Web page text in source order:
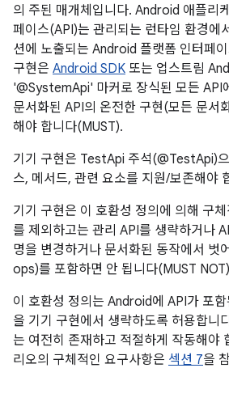
의 주된 매개체입니다. Android 애플리
페이스(API)는 관리되는 런타임 환경에
션에 노출되는 Android 플랫폼 인터페
구현은 Android SDK 또는 업스트림
'@SystemApi' 마커로 장식된 모든 API
문서화된 API의 온전한 구현(모든 문서
해야 합니다(MUST).
기기 구현은 TestApi 주석(@TestApi)
스, 메서드, 관련 요소를 지원/보존해야
기기 구현은 이 호환성 정의에 의해 구
를 제외하고는 관리 API를 생략하거나
명을 변경하거나 문서화된 동작에서 벗
ops)를 포함하면 안 됩니다(MUST
이 호환성 정의는 Android에 API가 포
을 기기 구현에서 생략하도록 허용합니
는 여전히 존재하고 적절하게 작동해야
리오의 구체적인 요구사항은 섹션 7을